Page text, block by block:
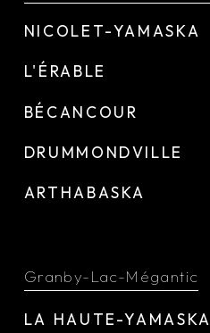
NICOLET-YAMASKA
L'ÉRABLE
BÉCANCOUR
DRUMMONDVILLE
ARTHABASKA
Granby-Lac-Mégantic
LA HAUTE-YAMASKA